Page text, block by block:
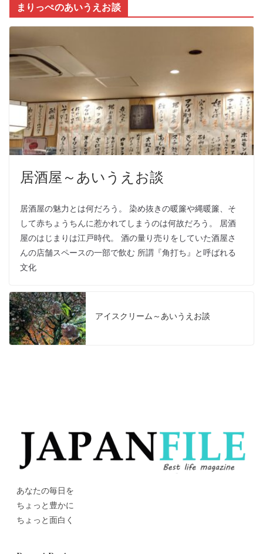
まりっぺのあいうえお談
居酒屋～あいうえお談
居酒屋の魅力とは何だろう。 染め抜きの暖簾や縄暖簾、そ
して赤ちょうちんに惹かれてしまうのは何故だろう。 居酒
屋のはじまりは江戸時代。 酒の量り売りをしていた酒屋さ
んの店舗スペースの一部で飲む 所謂『角打ち』と呼ばれる
文化
アイスクリーム～あいうえお談
あなたの毎日を
ちょっと豊かに
ちょっと面白く